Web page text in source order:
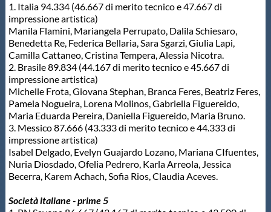
GUG
Scuole Nuoto
Propaganda
Centri Federali
Area Legislativa
1. Italia 94.334 (46.667 di merito tecnico e 47.667 di
impressione artistica)
Manila Flamini, Mariangela Perrupato, Dalila Schiesaro,
Benedetta Re, Federica Bellaria, Sara Sgarzi, Giulia Lapi,
Camilla Cattaneo, Cristina Tempera, Alessia Nicotra.
2. Brasile 89.834 (44.167 di merito tecnico e 45.667 di
impressione artistica)
Michelle Frota, Giovana Stephan, Branca Feres, Beatriz Feres,
Pamela Nogueira, Lorena Molinos, Gabriella Figuereido,
Maria Eduarda Pereira, Daniella Figuereido, Maria Bruno.
3. Messico 87.666 (43.333 di merito tecnico e 44.333 di
impressione artistica)
Isabel Delgado, Evelyn Guajardo Lozano, Mariana CIfuentes,
Nuria Diosdado, Ofelia Pedrero, Karla Arreola, Jessica
Becerra, Karem Achach, Sofia Rios, Claudia Aceves.
Società italiane - prime 5